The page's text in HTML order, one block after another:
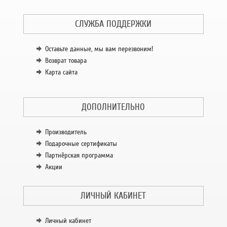
СЛУЖБА ПОДДЕРЖКИ
Оставьте данные, мы вам перезвоним!
Возврат товара
Карта сайта
ДОПОЛНИТЕЛЬНО
Производитель
Подарочные сертификаты
Партнёрская программа
Акции
ЛИЧНЫЙ КАБИНЕТ
Личный кабинет